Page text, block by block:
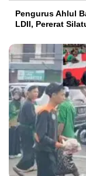
Pengurus Ahlul
LDII, Pererat